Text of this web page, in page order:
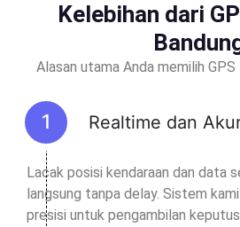
Kelebihan dari
Alasan utama Anda memilih
Realtime dan
Lacak posisi kendaraan dan data
langsung tanpa delay. Sistem
presisi untuk pengambilan